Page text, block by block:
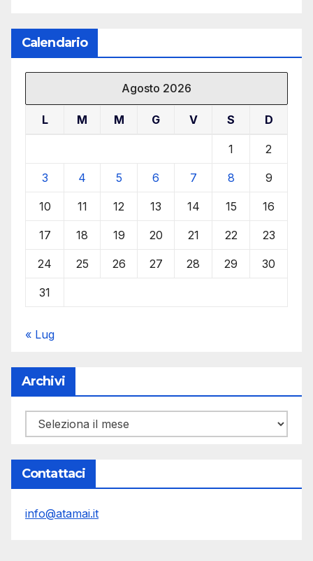
Calendario
Agosto 2026
L M M G V S D
1 2
3 4 5 6 7 8 9
10 11 12 13 14 15 16
17 18 19 20 21 22 23
24 25 26 27 28 29 30
31
« Lug
Archivi
Archivi
Contattaci
info@atamai.it